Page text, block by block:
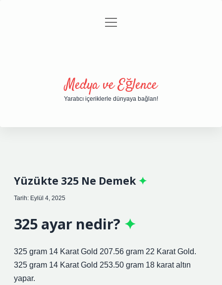
Gizlilik Politikası
menüyü
Medya ve Eğlence
Yaratıcı içeriklerle dünyaya bağlan!
Yüzükte 325 Ne Demek
Tarih: Eylül 4, 2025
325 ayar nedir?
325 gram 14 Karat Gold 207.56 gram 22 Karat Gold.
325 gram 14 Karat Gold 253.50 gram 18 karat altın
yapar.